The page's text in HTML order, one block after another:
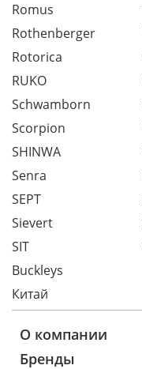
Romus
Rothenberger
Rotorica
RUKO
Schwamborn
Scorpion
SHINWA
Senra
SEPT
Sievert
SIT
Buckleys
Китай
О компании
Бренды